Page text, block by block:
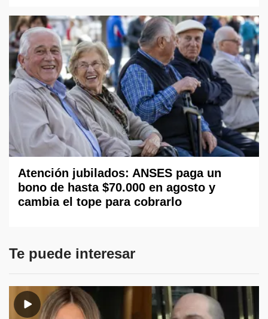
Atención jubilados: ANSES paga un
bono de hasta $70.000 en agosto y
cambia el tope para cobrarlo
Te puede interesar